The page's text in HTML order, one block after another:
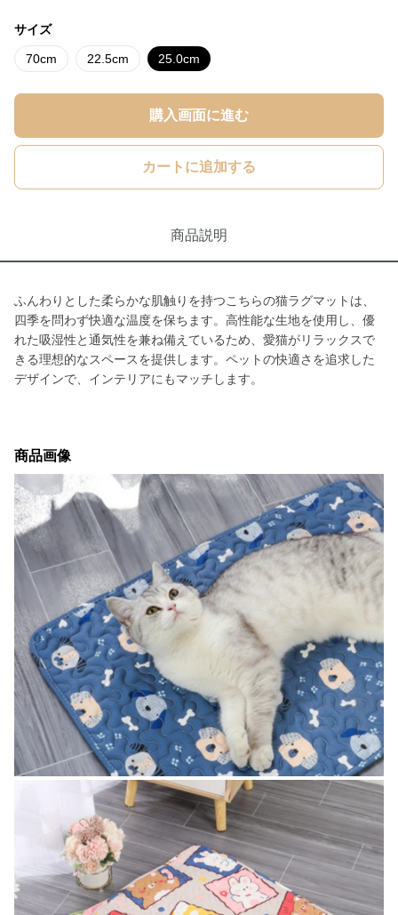
サイズ
70cm 22.5cm 25.0cm
購入画面に進む
カートに追加する
商品説明
ふんわりとした柔らかな肌触りを持つこちらの猫ラグマットは、
四季を問わず快適な温度を保ちます。高性能な生地を使用し、優
れた吸湿性と通気性を兼ね備えているため、愛猫がリラックスで
きる理想的なスペースを提供します。ペットの快適さを追求した
デザインで、インテリアにもマッチします。
商品画像